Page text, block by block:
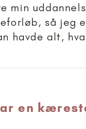
min
så jeg
havde alt,
en